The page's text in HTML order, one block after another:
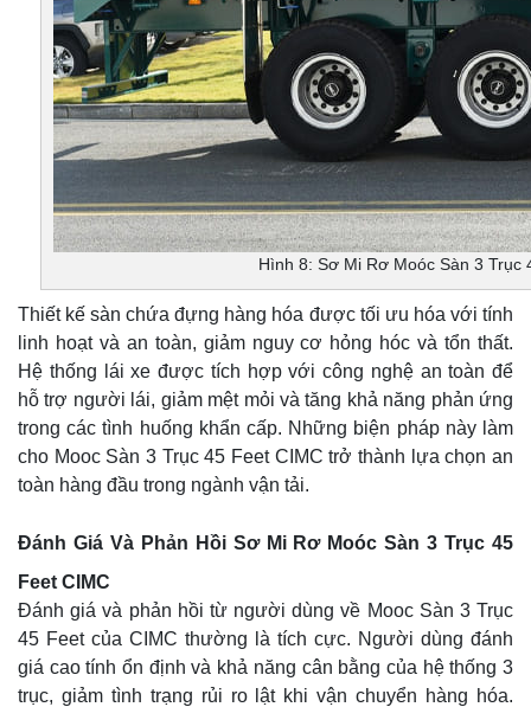
Hình 8: Sơ Mi Rơ Moóc Sàn 3 Trục
Thiết kế sàn chứa đựng hàng hóa được tối ưu hóa với tính
linh hoạt và an toàn, giảm nguy cơ hỏng hóc và tổn thất.
Hệ thống lái xe được tích hợp với công nghệ an toàn để
hỗ trợ người lái, giảm mệt mỏi và tăng khả năng phản ứng
trong các tình huống khẩn cấp. Những biện pháp này làm
cho Mooc Sàn 3 Trục 45 Feet CIMC trở thành lựa chọn an
toàn hàng đầu trong ngành vận tải.
Đánh Giá Và Phản Hồi Sơ Mi Rơ Moóc Sàn 3 Trục 45
Feet CIMC
Đánh giá và phản hồi từ người dùng về Mooc Sàn 3 Trục
45 Feet của CIMC thường là tích cực. Người dùng đánh
giá cao tính ổn định và khả năng cân bằng của hệ thống 3
trục, giảm tình trạng rủi ro lật khi vận chuyển hàng hóa.